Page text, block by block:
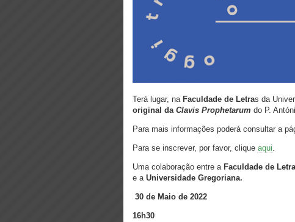
Terá lugar, na Faculdade de Letras da
original da Clavis Prophetarum do P.
Para mais informações poderá consultar a
Para se inscrever, por favor, clique aqui.
Uma colaboração entre a Faculdade de
e a Universidade Gregoriana.
30 de Maio de 2022
16h30